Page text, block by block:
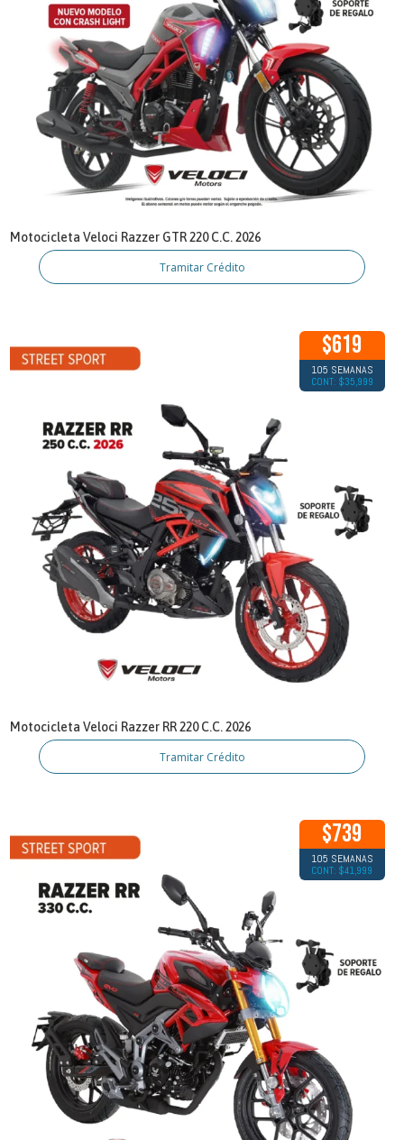
Motocicleta Veloci Razzer GTR 220 C.C. 2026
Tramitar Crédito
$619
105 SEMANAS
CONT: $35,999
Motocicleta Veloci Razzer RR 220 C.C. 2026
Tramitar Crédito
$739
105 SEMANAS
CONT: $41,999